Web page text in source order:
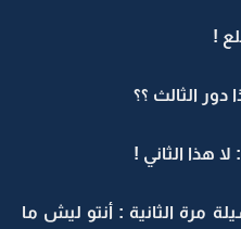
!
الثالث ؟؟
هذا الثاني !
مرة الثانية : أنتو ليش ما